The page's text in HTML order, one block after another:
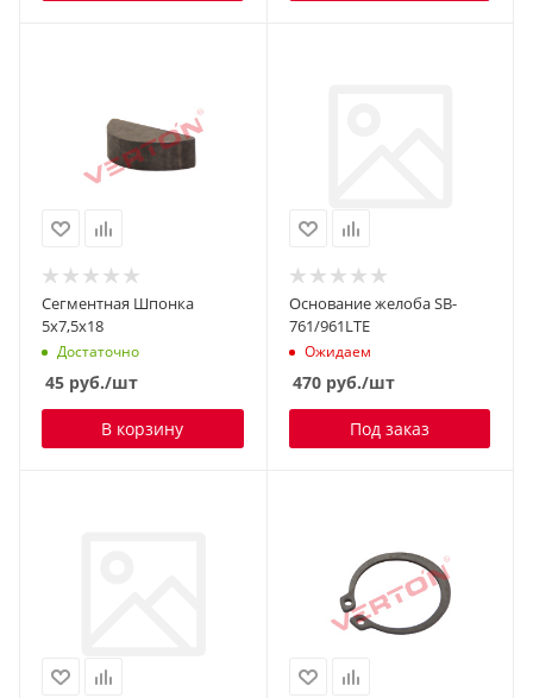
Сегментная Шпонка
5х7,5х18
Достаточно
45 руб./шт
В корзину
Основание желоба SB-
761/961LTE
Ожидаем
470руб./шт
Под заказ